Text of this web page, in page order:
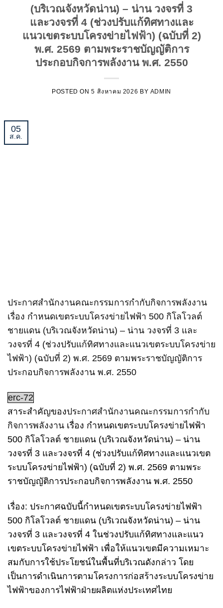
(บริเวณจังหวัดน่าน) – น่าน วงจรที่ 3
และวงจรที่ 4 (ช่วงปรับแก้ทิศทางและ
แนวเขตระบบโครงข่ายไฟฟ้า) (ฉบับที่ 2)
พ.ศ. 2569 ตามพระราชบัญญัติการ
ประกอบกิจการพลังงาน พ.ศ. 2550
POSTED ON5 สิงหาคม 2026 BY ADMIN
05
ส.ค.
ประกาศสำนักงานคณะกรรมการกำกับกิจการพลังงาน
เรื่อง กำหนดเขตระบบโครงข่ายไฟฟ้า 500 กิโลโวลต์
ชายแดน (บริเวณจังหวัดน่าน) – น่าน วงจรที่ 3 และ
วงจรที่ 4 (ช่วงปรับแก้ทิศทางและแนวเขตระบบโครงข่าย
ไฟฟ้า) (ฉบับที่ 2) พ.ศ. 2569 ตามพระราชบัญญัติการ
ประกอบกิจการพลังงาน พ.ศ. 2550
erc-72
สาระสำคัญของประกาศสำนักงานคณะกรรมการกำกับ
กิจการพลังงาน เรื่อง กำหนดเขตระบบโครงข่ายไฟฟ้า
500 กิโลโวลต์ ชายแดน (บริเวณจังหวัดน่าน) – น่าน
วงจรที่ 3 และวงจรที่ 4 (ช่วงปรับแก้ทิศทางและแนวเขต
ระบบโครงข่ายไฟฟ้า) (ฉบับที่ 2) พ.ศ. 2569 ตามพระ
ราชบัญญัติการประกอบกิจการพลังงาน พ.ศ. 2550
เรื่อง: ประกาศฉบับนี้กำหนดเขตระบบโครงข่ายไฟฟ้า
500 กิโลโวลต์ ชายแดน (บริเวณจังหวัดน่าน) – น่าน
วงจรที่ 3 และวงจรที่ 4 ในช่วงปรับแก้ทิศทางและแนว
เขตระบบโครงข่ายไฟฟ้า เพื่อให้แนวเขตมีความเหมาะ
สมกับการใช้ประโยชน์ในพื้นที่บริเวณดังกล่าว โดย
เป็นการดำเนินการตามโครงการก่อสร้างระบบโครงข่าย
ไฟฟ้าของการไฟฟ้าฝ่ายผลิตแห่งประเทศไทย